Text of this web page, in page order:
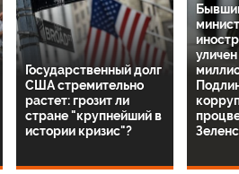
Государственный долг
США стремительно
растет: грозит ли
стране "крупнейший в
истории кризис"?